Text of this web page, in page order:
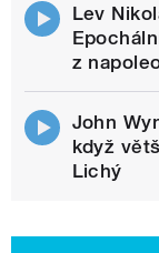
Lev
z
John
když
Lichý